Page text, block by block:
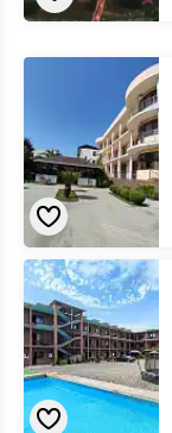
«Данелян»
«Ангелина»
гостиница
недорого